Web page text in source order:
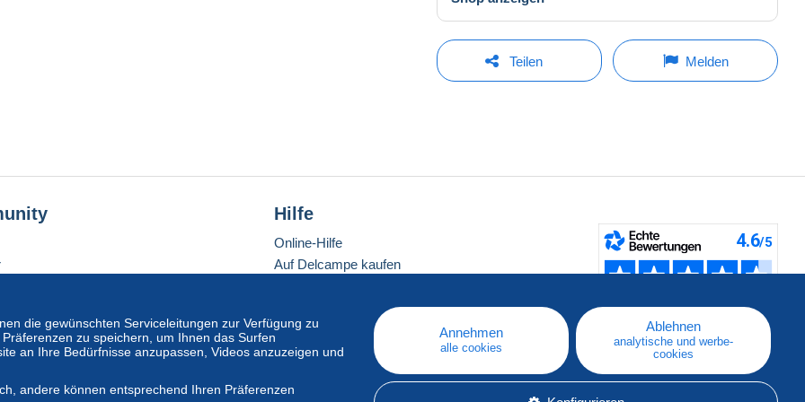
Teilen Melden
die gewünschten Serviceleitungen zur Verfügung zu
zu speichern, um Ihnen das Surfen
an Ihre Bedürfnisse anzupassen, Videos anzuzeigen und
andere können entsprechend Ihren Präferenzen
Annehmen
alle cookies
Ablehnen
analytische und werbe-
cookies
Hilfe
Online-Hilfe
Auf Delcampe kaufen
Eine sichere Website